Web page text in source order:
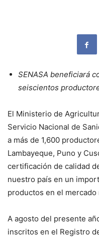
SENASA beneficiará
seiscientos
El Ministerio de
Servicio Nacional de
a más de 1,600
Lambayeque, Puno y
certificación de calidad
nuestro país en un
productos en el
A agosto del presente
inscritos en el Registro